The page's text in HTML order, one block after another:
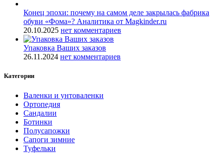
Конец эпохи: почему на самом деле закрылась фабрика
обуви «Фома»? Аналитика от Magkinder.ru
20.10.2025 нет комментариев
Упаковка Ваших заказов
26.11.2024 нет комментариев
Категории
Валенки и унтоваленки
Ортопедия
Сандалии
Ботинки
Полусапожки
Сапоги зимние
Туфельки